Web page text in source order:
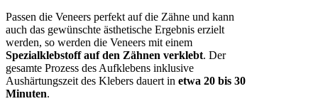
Passen die Veneers perfekt auf die Zähne und kann
auch das gewünschte ästhetische Ergebnis erzielt
werden, so werden die Veneers mit einem
Spezialklebstoff auf den Zähnen verklebt. Der
gesamte Prozess des Aufklebens inklusive
Aushärtungszeit des Klebers dauert in etwa 20 bis 30
Minuten.